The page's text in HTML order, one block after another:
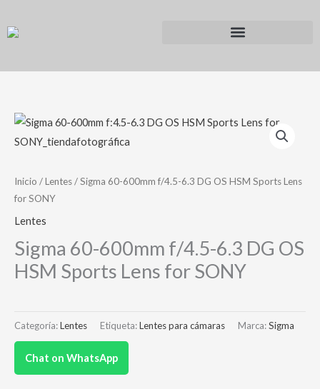
Inicio /Lentes/ Sigma 60-600mm f/4.5-6.3 DG OS HSM Sports Lens
for SONY
Lentes
Sigma 60-600mm f/4.5-6.3 DG OS
HSM Sports Lens for SONY
Categoría:Lentes Etiqueta:Lentes para cámaras Marca:Sigma
Chat on WhatsApp